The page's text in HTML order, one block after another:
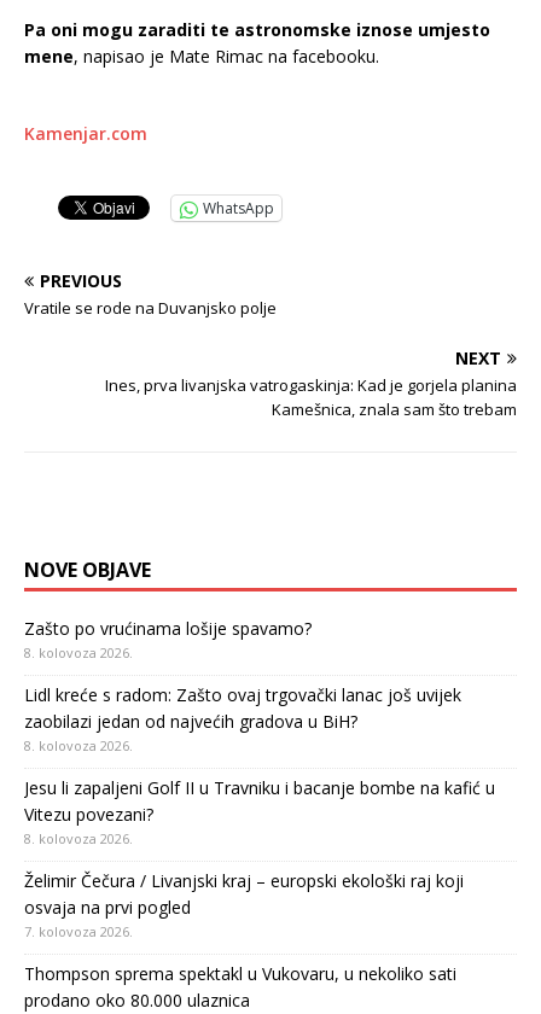
Pa oni mogu zaraditi te astronomske iznose umjesto
mene, napisao je Mate Rimac na facebooku.
Kamenjar.com
WhatsApp
PREVIOUS
Vratile se rode na Duvanjsko polje
NEXT
Ines, prva livanjska vatrogaskinja: Kad je gorjela planina
Kamešnica, znala sam što trebam
NOVE OBJAVE
Zašto po vrućinama lošije spavamo?
8. kolovoza 2026.
Lidl kreće s radom: Zašto ovaj trgovački lanac još uvijek
zaobilazi jedan od najvećih gradova u BiH?
8. kolovoza 2026.
Jesu li zapaljeni Golf II u Travniku i bacanje bombe na kafić u
Vitezu povezani?
8. kolovoza 2026.
Želimir Čečura / Livanjski kraj – europski ekološki raj koji
osvaja na prvi pogled
7. kolovoza 2026.
Thompson sprema spektakl u Vukovaru, u nekoliko sati
prodano oko 80.000 ulaznica